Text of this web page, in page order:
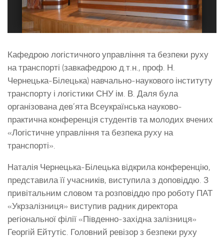
Кафедрою логістичного управління та безпеки руху
на транспорті (завкафедрою д.т.н., проф. Н.
Чернецька-Білецька) навчально-наукового інституту
транспорту і логістики СНУ ім. В. Даля була
організована дев’ята Всеукраїнська науково-
практична конференція студентів та молодих вчених
«Логістичне управління та безпека руху на
транспорті».
Наталія Чернецька-Білецька відкрила конференцію,
представила її учасників, виступила з доповіддю. З
привітальним словом та розповіддю про роботу ПАТ
«Укрзалізниця» виступив радник директора
регіональної філії «Південно-західна залізниця»
Георгій Ейтутіс. Головний ревізор з безпеки руху